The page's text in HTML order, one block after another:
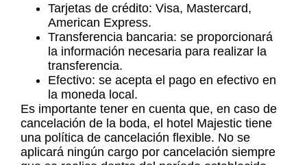
Tarjetas de crédito: Visa, Mastercard,
American Express.
Transferencia bancaria: se proporcionará
la información necesaria para realizar la
transferencia.
Efectivo: se acepta el pago en efectivo en
la moneda local.
Es importante tener en cuenta que, en caso de
cancelación de la boda, el hotel Majestic tiene
una política de cancelación flexible. No se
aplicará ningún cargo por cancelación siempre